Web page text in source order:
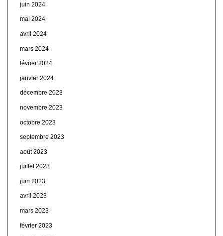
juin 2024
mai 2024
avril 2024
mars 2024
février 2024
janvier 2024
décembre 2023
novembre 2023
octobre 2023
septembre 2023
août 2023
juillet 2023
juin 2023
avril 2023
mars 2023
février 2023